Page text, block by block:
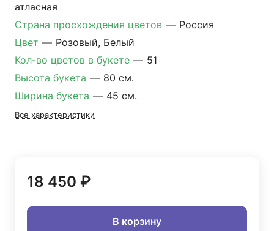
атласная
Страна просхождения цветов — Россия
Цвет — Розовый, Белый
Кол-во цветов в букете — 51
Высота букета — 80 см.
Ширина букета — 45 см.
Все характеристики
18 450 ₽
В корзину